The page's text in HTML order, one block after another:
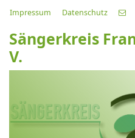
Impressum Datenschutz
Sängerkreis
V.